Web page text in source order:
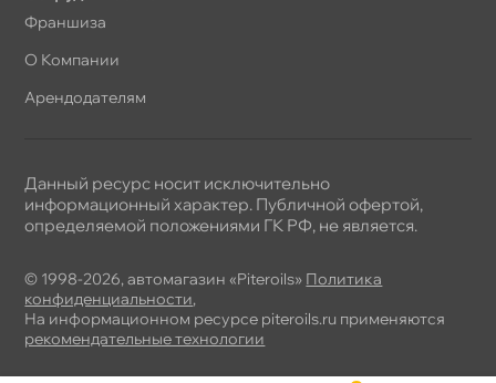
Франшиза
О Компании
Арендодателям
© 1998-2026, автомагазин «Piteroils» Политика
конфиденциальности,
На информационном ресурсе piteroils.ru применяются
рекомендательные технологии
Данный ресурс носит исключительно
информационный характер. Публичной офертой,
определяемой положениями ГК РФ, не является.